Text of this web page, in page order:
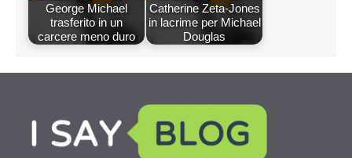
George Michael
trasferito in un
carcere meno duro
Catherine Zeta-Jones
in lacrime per Michael
Douglas